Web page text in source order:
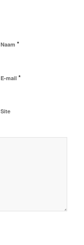
Naam *
E-mail *
Site